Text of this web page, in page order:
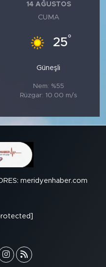
14 AĞUSTOS
CUMA
25°
Güneşli
Nem: %55
Rüzgar: 10.00 m/s
meridyenhaber.com